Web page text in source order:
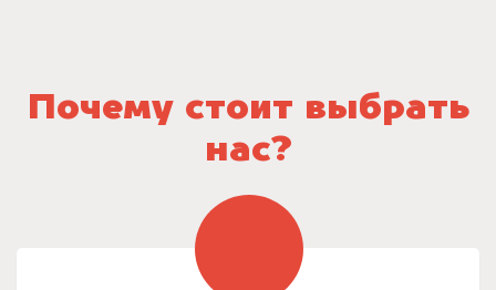
Почему стоит выбрать
нас?